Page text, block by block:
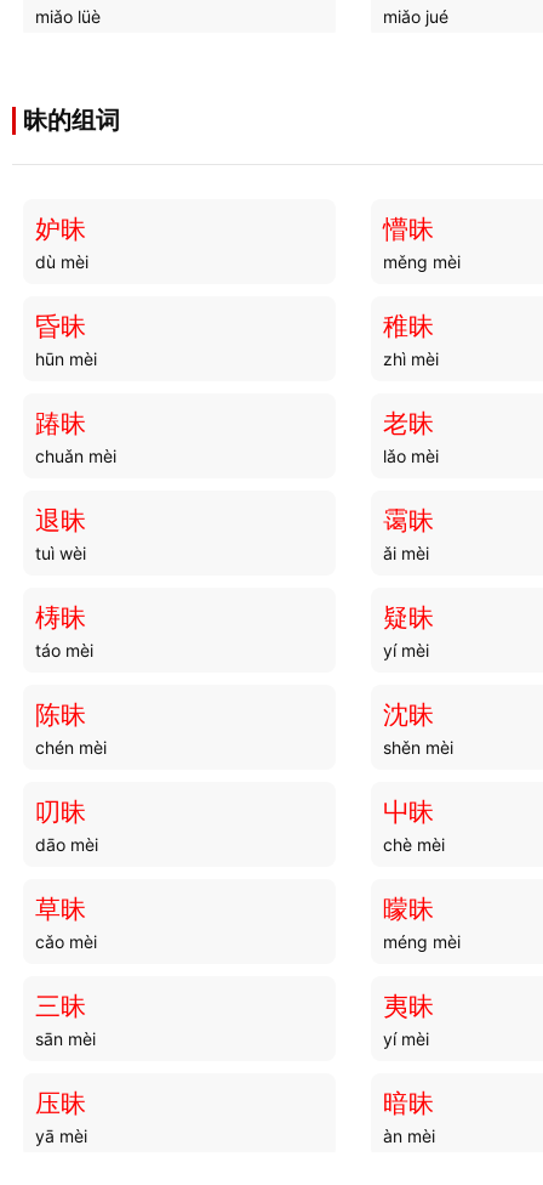
miǎo lüè miǎo jué
miǎo mián
昧的组词
妒昧
dù mèi
懵昧
měng mèi
昏昧
hūn mèi
稚昧
zhì mèi
踳昧
chuǎn mèi
老昧
lǎo mèi
退昧
tuì wèi
霭昧
ǎi mèi
梼昧
táo mèi
疑昧
yí mèi
陈昧
chén mèi
沈昧
shěn mèi
叨昧
dāo mèi
屮昧
chè mèi
草昧
cǎo mèi
曚昧
méng mèi
三昧
sān mèi
夷昧
yí mèi
压昧
yā mèi
暗昧
àn mèi